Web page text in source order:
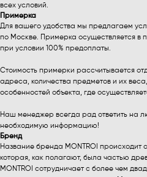
всех условий.
Примерка
Для вашего удобства мы предлагаем
по Москве. Примерка осуществляется в
при условии 100% предоплаты.
Стоимость примерки рассчитывается
адреса, количества предметов и их
особенностей объекта, где
Наш менеджер всегда рад ответить на
необходимую информацию!
Бренд
Название бренда MONTROI происходит
которая, как полагают, была частью
MONTROI сотрудничает с более чем